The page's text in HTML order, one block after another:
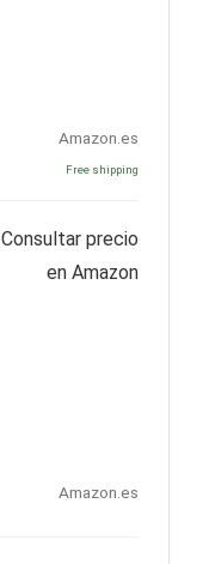
Amazon.es
Free shipping
Consultar precio
en Amazon
Amazon.es